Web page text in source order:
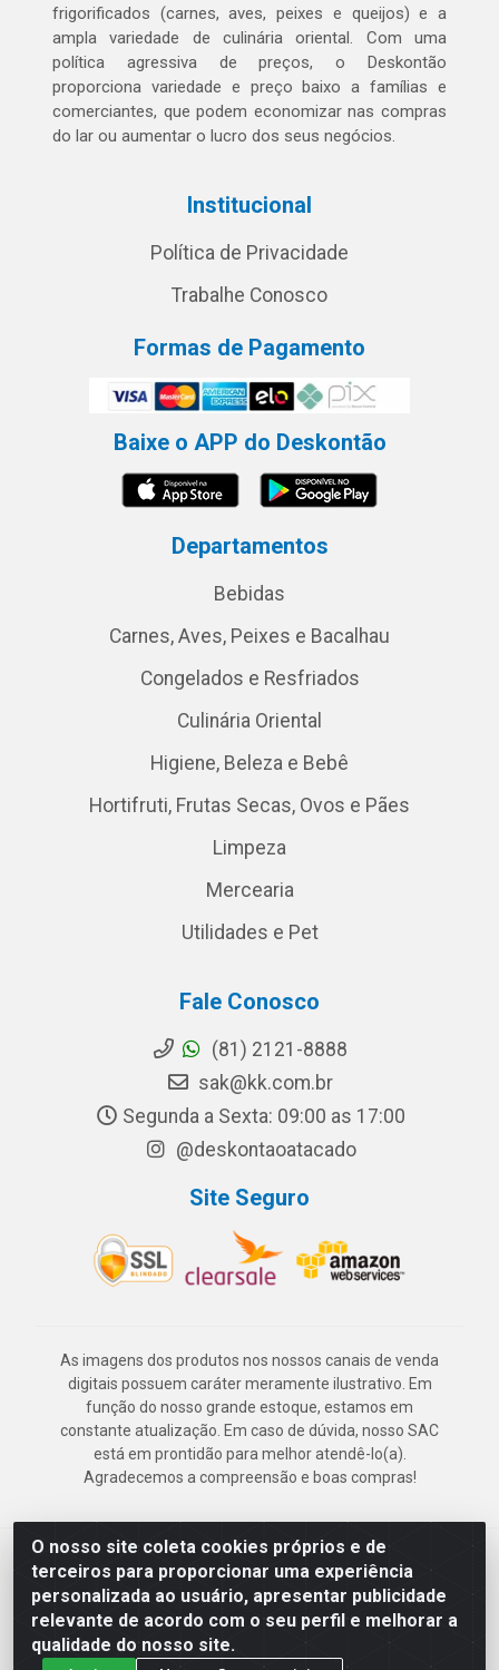
O nosso site coleta cookies próprios e de
terceiros para proporcionar uma experiência
personalizada ao usuário, apresentar publicidade
relevante de acordo com o seu perfil e melhorar a
qualidade do nosso site.
frigorificados (carnes, aves, peixes e queijos) e a
ampla variedade de culinária oriental. Com uma
política agressiva de preços, o Deskontão
proporciona variedade e preço baixo a famílias e
comerciantes, que podem economizar nas compras
do lar ou aumentar o lucro dos seus negócios.
Institucional
Política de Privacidade
Trabalhe Conosco
Formas de Pagamento
Baixe o APP do Deskontão
Departamentos
Bebidas
Carnes, Aves, Peixes e Bacalhau
Congelados e Resfriados
Culinária Oriental
Higiene, Beleza e Bebê
Hortifruti, Frutas Secas, Ovos e Pães
Limpeza
Mercearia
Utilidades e Pet
Fale Conosco
(81) 2121-8888
sak@kk.com.br
Segunda a Sexta: 09:00 as 17:00
@deskontaoatacado
Site Seguro
As imagens dos produtos nos nossos canais de venda
digitais possuem caráter meramente ilustrativo. Em
função do nosso grande estoque, estamos em
constante atualização. Em caso de dúvida, nosso SAC
está em prontidão para melhor atendê-lo(a).
Agradecemos a compreensão e boas compras!
Deskontão Atacado - Av. Marechal Mascarenhas de Morais, 2471 -
Imbiribeira - Recife/PE - CEP 51.150-001 - CNPJ 24.150.377/0003-
57